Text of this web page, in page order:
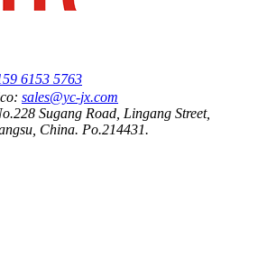
6153 5763
sales@yc-jx.com
Sugang Road, Lingang Street,
China. Po.214431.